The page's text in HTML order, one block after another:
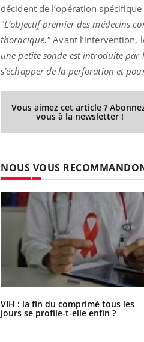
décident de l’opération
"L’objectif premier des médecins
thoracique." Avant l’intervention,
une petite sonde est introduite par
s’échapper de la perforation et
Vous aimez cet article ?
vous à la newsletter !
NOUS VOUS
VIH : la fin du comprimé tous les
jours se profile-t-elle enfin ?